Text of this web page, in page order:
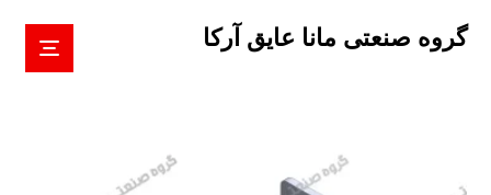
گروه صنعتی مانا عایق آرکا